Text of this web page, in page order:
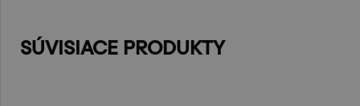
SÚVISIACE PRODUKTY